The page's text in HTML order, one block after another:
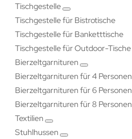
Tischgestelle
Tischgestelle für Bistrotische
Tischgestelle für Banketttische
Tischgestelle für Outdoor-Tische
Bierzeltgarnituren
Bierzeltgarnituren für 4 Personen
Bierzeltgarnituren für 6 Personen
Bierzeltgarnituren für 8 Personen
Textilien
Stuhlhussen